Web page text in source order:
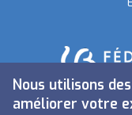
Nous utilisons
améliorer votre